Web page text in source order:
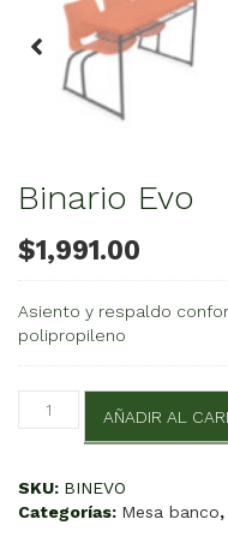
Binario Evo
$1,991.00
Asiento y respaldo
polipropileno
Binario
cantidad
AÑADIR AL
SKU: BINEVO
Categorías: Mesa banco,